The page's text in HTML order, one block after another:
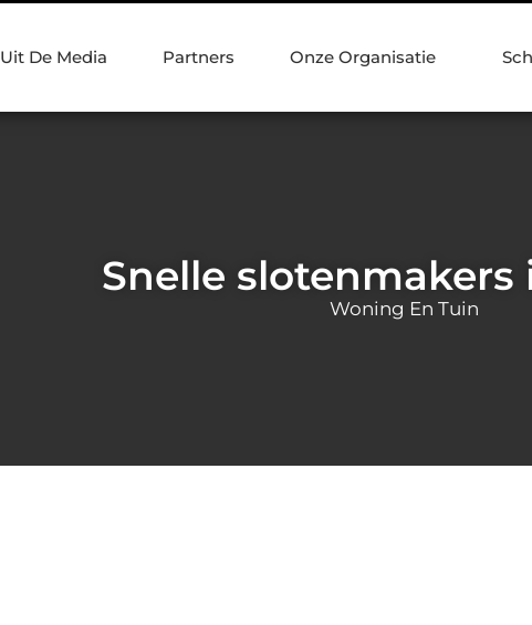
Uit De Media Partners Onze Organisatie
Snelle slotenmakers
Woning En Tuin